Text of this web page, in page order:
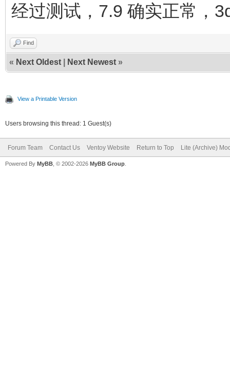
经过测试，7.9 确实正常，
Find
« Next Oldest Next Newest »
View a Printable Version
Users browsing this thread: 1 Guest(s)
Forum Team Contact Us Ventoy Website Return to Top Lite (Archive)
Powered By MyBB , © 2002-2026 MyBB Group